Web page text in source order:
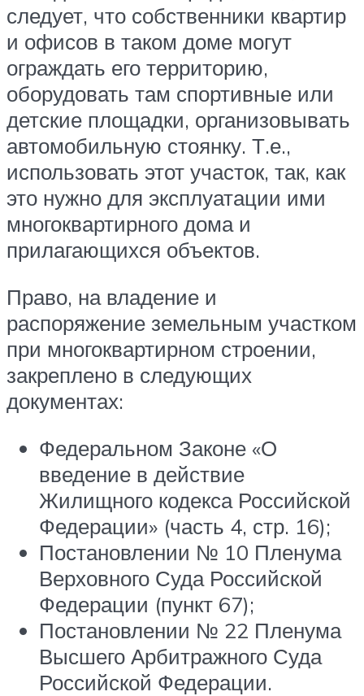
следует, что собственники квартир
и офисов в таком доме могут
ограждать его территорию,
оборудовать там спортивные или
детские площадки, организовывать
автомобильную стоянку. Т.е.,
использовать этот участок, так, как
это нужно для эксплуатации ими
многоквартирного дома и
прилагающихся объектов.
Право, на владение и
распоряжение земельным участком
при многоквартирном строении,
закреплено в следующих
документах:
Федеральном Законе «О
введение в действие
Жилищного кодекса Российской
Федерации» (часть 4, стр. 16);
Постановлении № 10 Пленума
Верховного Суда Российской
Федерации (пункт 67);
Постановлении № 22 Пленума
Высшего Арбитражного Суда
Российской Федерации.